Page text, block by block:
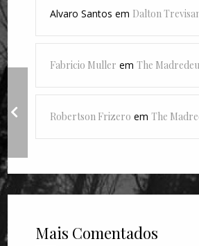
Graham
Alvaro Santos em Dalton
Fabricio Muller emThe
Robertson Frizero emThe
Mais Comentados